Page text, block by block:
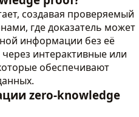
создавая проверяемый
где доказатель может
информации без её
через интерактивные или
обеспечивают
zero-knowledge